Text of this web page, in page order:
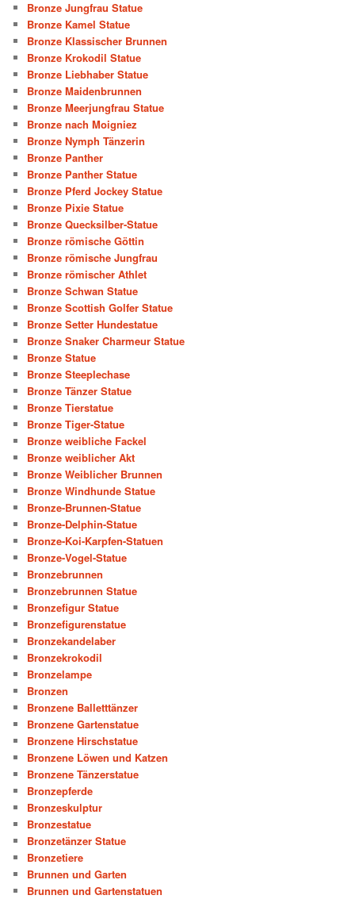
Bronze Jungfrau Statue
Bronze Kamel Statue
Bronze Klassischer Brunnen
Bronze Krokodil Statue
Bronze Liebhaber Statue
Bronze Maidenbrunnen
Bronze Meerjungfrau Statue
Bronze nach Moigniez
Bronze Nymph Tänzerin
Bronze Panther
Bronze Panther Statue
Bronze Pferd Jockey Statue
Bronze Pixie Statue
Bronze Quecksilber-Statue
Bronze römische Göttin
Bronze römische Jungfrau
Bronze römischer Athlet
Bronze Schwan Statue
Bronze Scottish Golfer Statue
Bronze Setter Hundestatue
Bronze Snaker Charmeur Statue
Bronze Statue
Bronze Steeplechase
Bronze Tänzer Statue
Bronze Tierstatue
Bronze Tiger-Statue
Bronze weibliche Fackel
Bronze weiblicher Akt
Bronze Weiblicher Brunnen
Bronze Windhunde Statue
Bronze-Brunnen-Statue
Bronze-Delphin-Statue
Bronze-Koi-Karpfen-Statuen
Bronze-Vogel-Statue
Bronzebrunnen
Bronzebrunnen Statue
Bronzefigur Statue
Bronzefigurenstatue
Bronzekandelaber
Bronzekrokodil
Bronzelampe
Bronzen
Bronzene Balletttänzer
Bronzene Gartenstatue
Bronzene Hirschstatue
Bronzene Löwen und Katzen
Bronzene Tänzerstatue
Bronzepferde
Bronzeskulptur
Bronzestatue
Bronzetänzer Statue
Bronzetiere
Brunnen und Garten
Brunnen und Gartenstatuen